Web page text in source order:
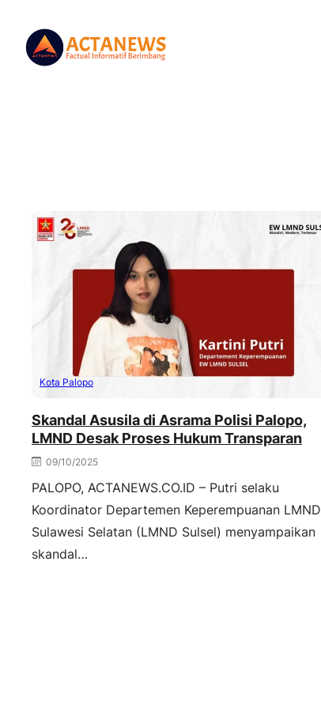
Kota Palopo
Skandal Asusila di Asrama Polisi Palopo,
LMND Desak Proses Hukum Transparan
09/10/2025
PALOPO, ACTANEWS.CO.ID – Putri selaku
Koordinator Departemen Keperempuanan LMND
Sulawesi Selatan (LMND Sulsel) menyampaikan
skandal…